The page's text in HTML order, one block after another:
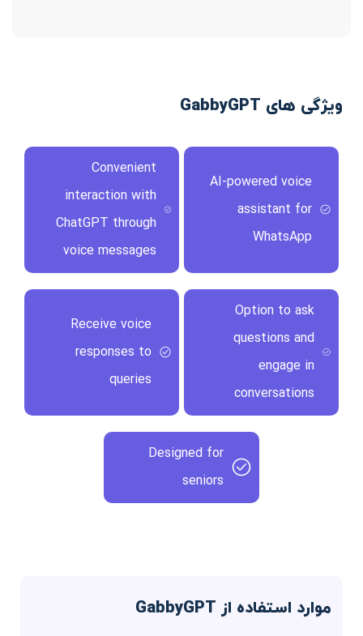
ویژگی های GabbyGPT
AI-powered voice
assistant for
WhatsApp
Convenient
interaction with
ChatGPT through
voice messages
Option to ask
questions and
engage in
conversations
Receive voice
responses to
queries
Designed for
seniors
موارد استفاده از GabbyGPT